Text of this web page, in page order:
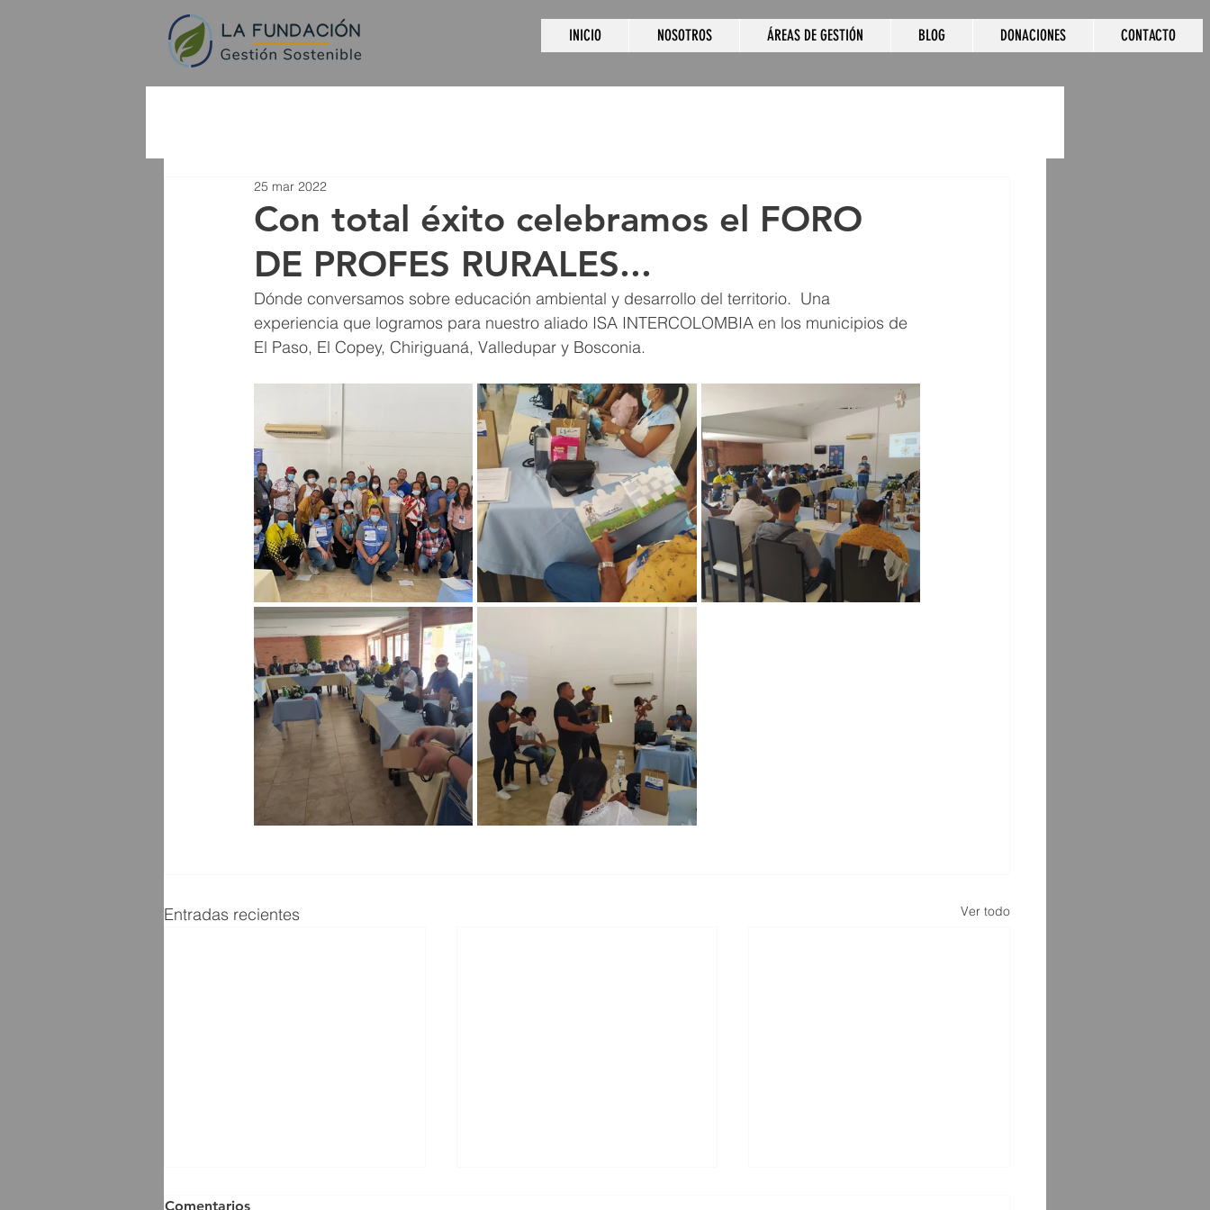
INICIO NOSOTROS ÁREAS DE GESTIÓN BLOG DONACIONES CONTACTO
Con total éxito celebramos el FORO
DE PROFES RURALES...
25 mar 2022
Dónde conversamos sobre educación ambiental y desarrollo del territorio.  Una
experiencia que logramos para nuestro aliado ISA INTERCOLOMBIA en los municipios de
El Paso, El Copey, Chiriguaná, Valledupar y Bosconia.
Entradas recientes Ver todo
Comentarios